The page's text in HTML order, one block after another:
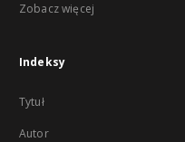
Zobacz więcej
Indeksy
Tytuł
Autor